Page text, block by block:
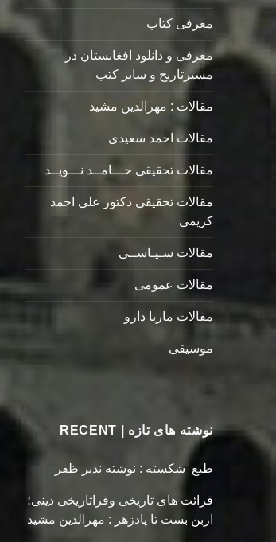
معرفی کتاب
معرفی و دانلود افغانستان در
مسیرتاریخ و سایر کتب
مقالات : مهرالدین مشید
مقالات احمد سعیدی
مقالات تحقیقی حـــامــد نـــویــد
مقالات تحقیقی دکتور علی احمد
کریمی
مقالات سـیـاســی
مقالات عمومی
مقالات ماریا دارو
موسیقی
نوشته های تازه | RECENT
طبع شکسته : نوشته نذیر ظفر
قرائت های تاریخی وفراتاریخی دینی؛
ازبن بست تا پادزهر : مهرالدین مشید